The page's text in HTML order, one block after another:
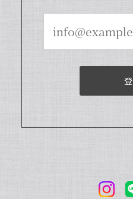
ニラピューレを
レシピも100種類
すので、もしご
ひチェックして
機会がございま
お願い申し上げま
りも良く、あの量でお値